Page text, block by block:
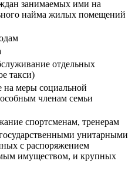
занимаемых ими на
найма жилых помещений
отдельных
такси)
на меры социальной
членам семьи
спортсменам, тренерам
унитарными
с распоряжением
имуществом, и крупных